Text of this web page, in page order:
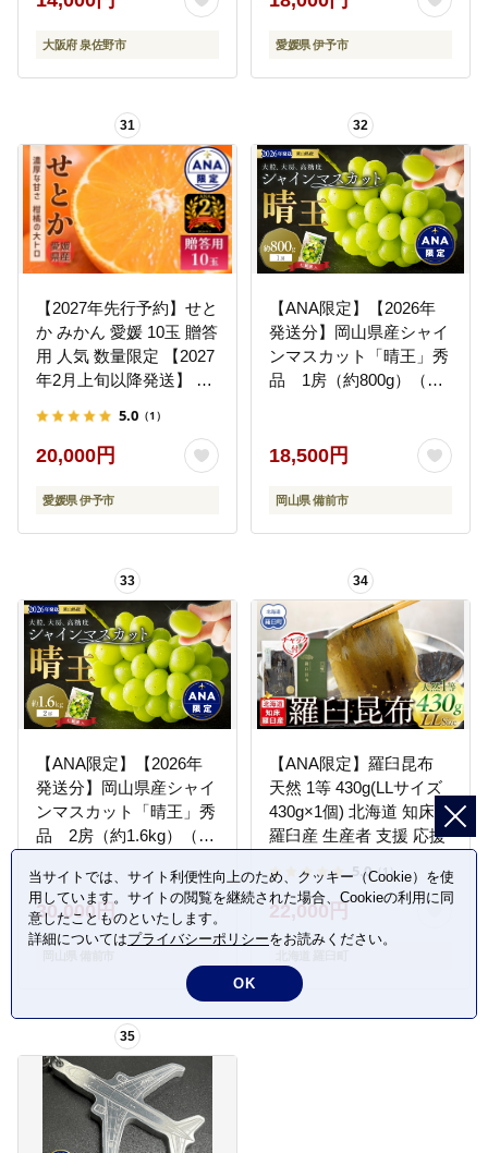
大阪府 泉佐野市
種 みかん 柑橘 愛媛 人気
伊予侍ファーム 伊予市
愛媛県 伊予市
31
【2027年先行予約】せと
か みかん 愛媛 10玉 贈答
用 人気 数量限定 【2027
年2月上旬以降発送】 柑
C129
5.0 （1）
20,000円
愛媛県 伊予市
32
【ANA限定】【2026年
発送分】岡山県産シャイ
ンマスカット「晴王」秀
品 1房（約800g）（令
大房 大粒 岡山県産 秀品
種無し 高糖度 葡萄 ぶど
う 御中元 ギフト 御礼 化
18,500円
岡山県 備前市
33
【ANA限定】【2026年
発送分】岡山県産シャイ
ンマスカット「晴王」秀
品 2房（約1.6kg）（令
【シャインマスカット
大房 大粒 岡山県産 秀品
種無し 高糖度 葡萄 ぶど
粧箱入 プレゼント 御祝
御供 果物 くだもの フル
30,000円
34
【ANA限定】羅臼昆布
天然 1等 430g(LLサイズ
430g×1個) 北海道 知床
羅臼産 生産者 支援 応援
5.0（1）
22,000円
35
当サイトでは、サイト利便性向上のため、クッキー（Cookie）を使
用しています。サイトの閲覧を継続された場合、Cookieの利用に同
意したことものといたします。
詳細についてはプライバシーポリシーをお読みください。
OK